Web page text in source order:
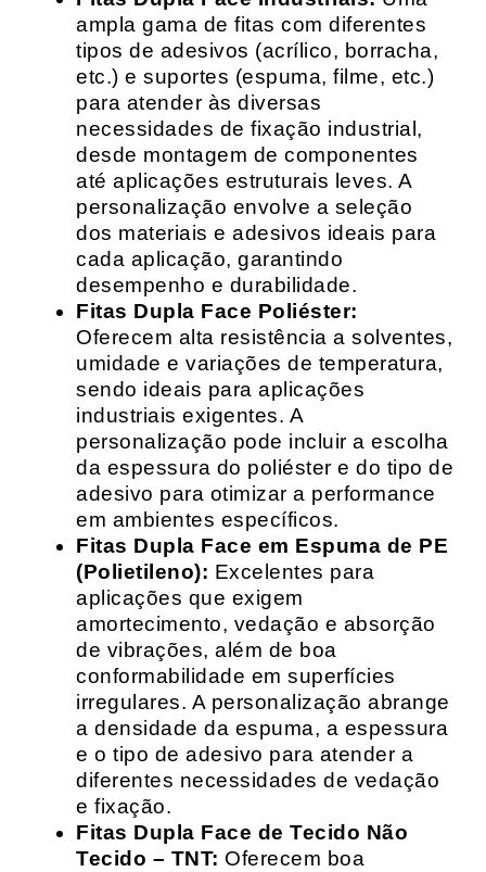
ampla gama de fitas com diferentes
tipos de adesivos (acrílico, borracha,
etc.) e suportes (espuma, filme, etc.)
para atender às diversas
necessidades de fixação industrial,
desde montagem de componentes
até aplicações estruturais leves. A
personalização envolve a seleção
dos materiais e adesivos ideais para
cada aplicação, garantindo
desempenho e durabilidade.
Fitas Dupla Face Poliéster:
Oferecem alta resistência a solventes,
umidade e variações de temperatura,
sendo ideais para aplicações
industriais exigentes. A
personalização pode incluir a escolha
da espessura do poliéster e do tipo de
adesivo para otimizar a performance
em ambientes específicos.
Fitas Dupla Face em Espuma de PE
(Polietileno): Excelentes para
aplicações que exigem
amortecimento, vedação e absorção
de vibrações, além de boa
conformabilidade em superfícies
irregulares. A personalização abrange
a densidade da espuma, a espessura
e o tipo de adesivo para atender a
diferentes necessidades de vedação
e fixação.
Fitas Dupla Face de Tecido Não
Tecido – TNT: Oferecem boa